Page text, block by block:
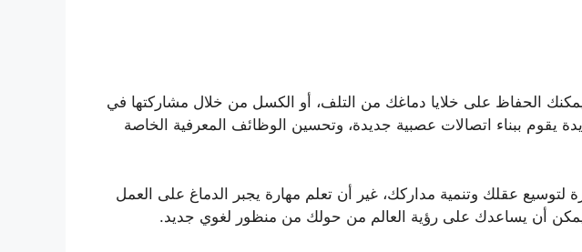
الحفاظ على خلايا دماغك من التلف، أو الكسل من خلال مشاركتها في
يقوم ببناء اتصالات عصبية جديدة، وتحسين الوظائف المعرفية الخاصة
لتوسيع عقلك وتنمية مداركك، غير أن تعلم مهارة يجبر الدماغ على العمل
أن يساعدك على رؤية العالم من حولك من منظور لغوي جديد.